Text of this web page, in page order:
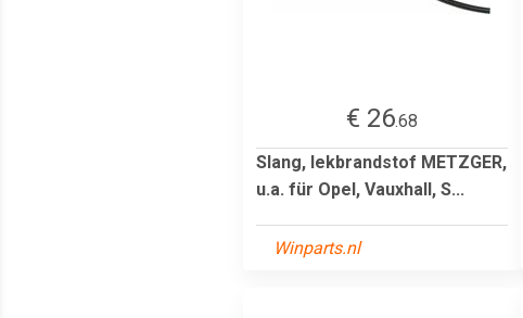
€ 26.68
Slang, lekbrandstof METZGER,
u.a. für Opel, Vauxhall, S...
Winparts.nl